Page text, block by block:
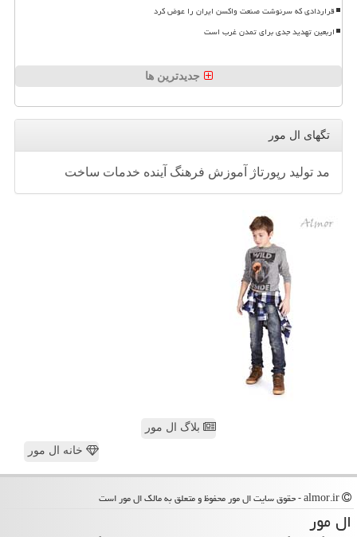
قراردادی که سرنوشت صنعت واکسن ایران را عوض کرد
اربعین تهدید جدی برای تمدن غرب است
جدیدترین ها
تگهای ال مور
مد تولید رپورتاژ آموزش فرهنگ آینده خدمات ساخت
بلاگ ال مور
خانه ال مور
ال مور